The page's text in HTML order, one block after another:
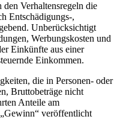
Verhaltensregeln die
Entschädigungs-,
Unberücksichtigt
Werbungskosten und
Einkünfte aus einer
Einkommen.
die in Personen- oder
Bruttobeträge nicht
Anteile am
veröffentlicht